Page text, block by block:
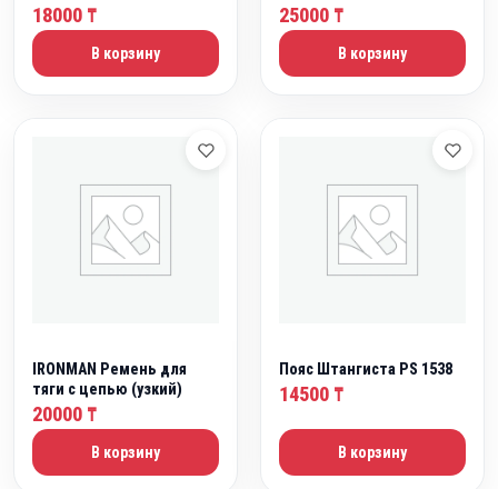
слойный для
Бодибилдинга
18000 ₸
В корзину
25000 ₸
В корзину
IRONMAN Ремень для
тяги с цепью (узкий)
20000 ₸
В корзину
Пояс Штангиста PS 1538
14500 ₸
В корзину